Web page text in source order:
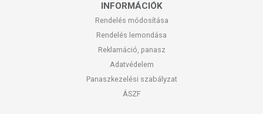
INFORMÁCIÓK
Rendelés módosítása
Rendelés lemondása
Reklamáció, panasz
Adatvédelem
Panaszkezelési szabályzat
ÁSZF